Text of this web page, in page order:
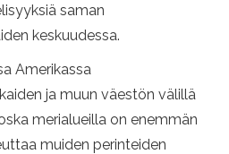
saman
keskuudessa.
Amerikassa
ja muun väestön välillä
merialueilla on enemmän
muiden perinteiden